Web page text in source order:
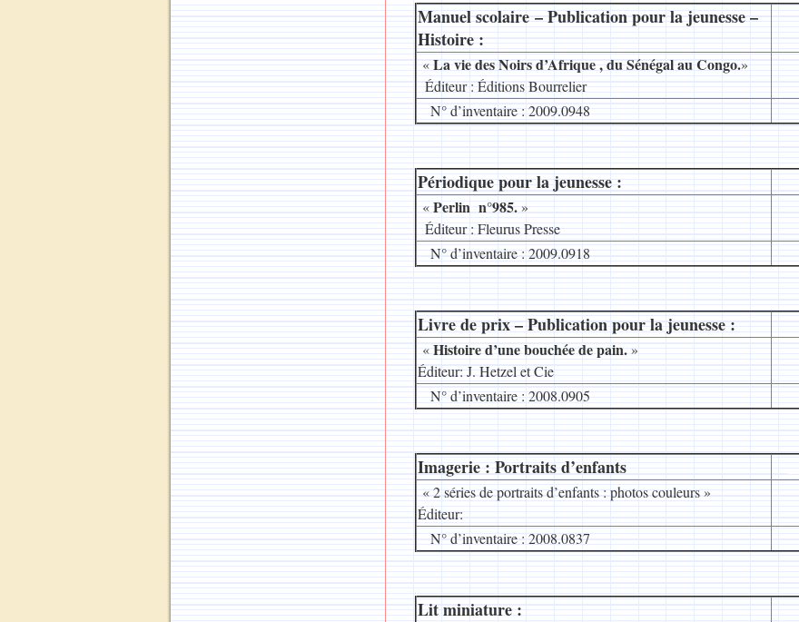
Manuel scolaire – Publication pour la jeunesse –
Histoire :
«La vie des Noirs d’Afrique , du Sénégal au Congo.»
.Éditeur : Éditions Bourrelier
N° d’inventaire : 2009.0948
Périodique pour la jeunesse :
«Perlin n°985.»
.Éditeur : Fleurus Presse
N° d’inventaire : 2009.0918
Livre de prix – Publication pour la jeunesse :
«Histoire d’une bouchée de pain.»
Éditeur: J. Hetzel et Cie
N° d’inventaire : 2008.0905
Imagerie : Portraits d’enfants
« 2 séries de portraits d’enfants : photos couleurs »
Éditeur:
N° d’inventaire : 2008.0837
Lit miniature :